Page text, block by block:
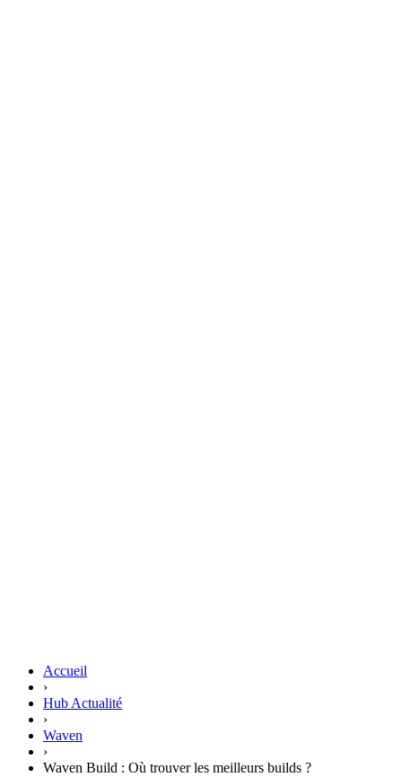
Accueil
›
Hub Actualité
›
Waven
›
Waven Build : Où trouver les meilleurs builds ?